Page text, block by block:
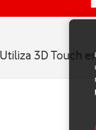
Utiliza 3D Touch